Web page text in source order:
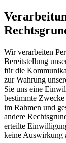
Wir verarbeiten
Bereitstellung
für die
zur Wahrung
Sie uns eine
bestimmte
im Rahmen und
andere
erteilte
keine Auswirkung